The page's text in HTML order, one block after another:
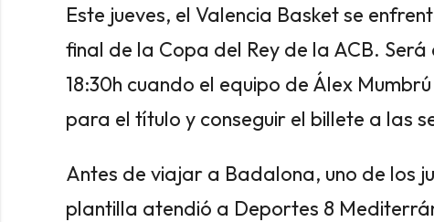
Este jueves, el Valencia Basket se
final de la Copa del Rey de la ACB.
18:30h cuando el equipo de Álex
para el título y conseguir el billete a las
Antes de viajar a Badalona, uno de los
plantilla atendió a Deportes 8